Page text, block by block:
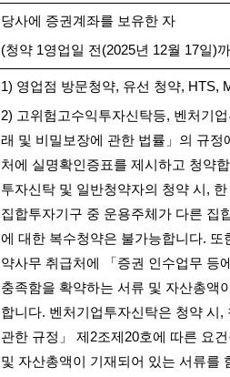
당사에 증권계좌를 보유한 자
(청약 1영업일 전 (2025년 12월 17일)
1) 영업점 방문청약, 유선 청약, HTS,
2) 고위험고수익투자신탁등, 벤처기
래 및 비밀보장에 관한 법률」의 규정
처에 실명확인증표를 제시하고 청약
투자신탁 및 일반청약자의 청약 시 ,
집합투자기구 중 운용주체가 다른 집
에 대한 복수청약은 불가능합니다. 또
약사무 취급처에 「증권 인수업무 등
충족함을 확약하는 서류 및 자산총액
합니다. 벤처기업투자신탁은 청약 시 ,
관한 규정」 제 2조제 20호에 따른 요
및 자산총액이 기재되어 있는 서류를